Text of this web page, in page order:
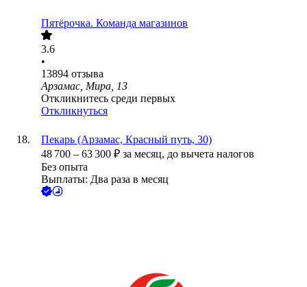
Пятёрочка. Команда магазинов
3.6
•
13894 отзыва
Арзамас, Мира, 13
Откликнитесь среди первых
Откликнуться
Пекарь (Арзамас, Красный путь, 30)
48 700 – 63 300 ₽ за месяц, до вычета налогов
Без опыта
Выплаты: Два раза в месяц